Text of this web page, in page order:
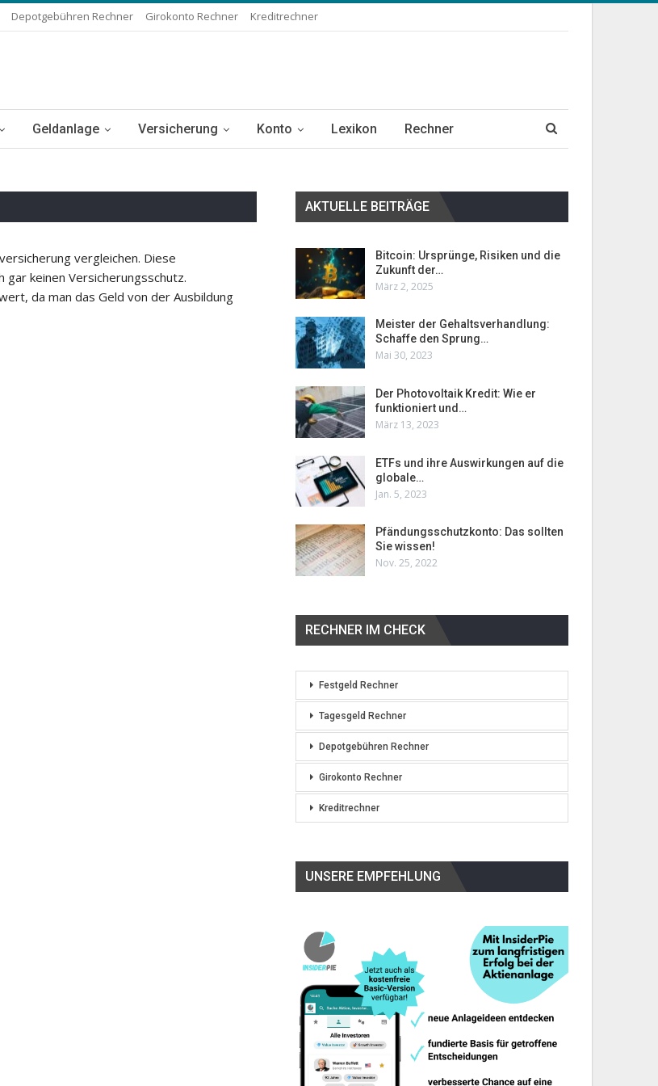
Depotgebühren Rechner Girokonto Rechner Kreditrechner
Geldanlage Versicherung Konto Lexikon Rechner
vergleichen. Diese
keinen Versicherungsschutz.
da man das Geld von der Ausbildung
AKTUELLE BEITRÄGE
Bitcoin: Ursprünge, Risiken und die
Zukunft der…
März 2, 2025
Meister der Gehaltsverhandlung:
Schaffe den Sprung…
Mai 30, 2023
Der Photovoltaik Kredit: Wie er
funktioniert und…
März 13, 2023
ETFs und ihre Auswirkungen auf die
globale…
Jan. 5, 2023
Pfändungsschutzkonto: Das sollten
Sie wissen!
Nov. 25, 2022
RECHNER IM CHECK
Festgeld Rechner
Tagesgeld Rechner
Depotgebühren Rechner
Girokonto Rechner
Kreditrechner
UNSERE EMPFEHLUNG